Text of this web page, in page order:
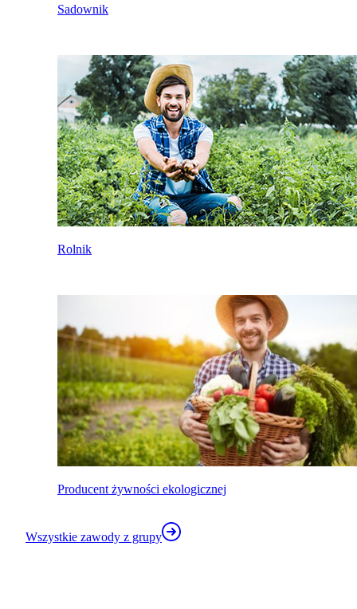
Sadownik
Rolnik
Producent żywności ekologicznej
Wszystkie zawody z grupy